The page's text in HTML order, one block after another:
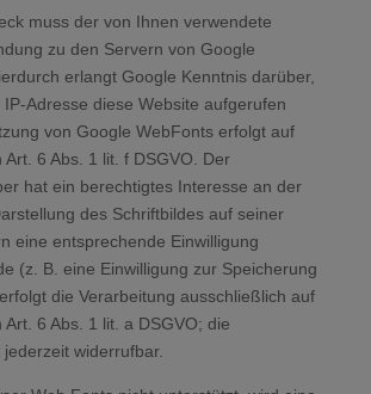
muss der von Ihnen verwendete
zu den Servern von Google
erlangt Google Kenntnis darüber,
Adresse diese Website aufgerufen
von Google WebFonts erfolgt auf
Art. 6 Abs. 1 lit. f DSGVO. Der
hat ein berechtigtes Interesse an der
des Schriftbildes auf seiner
eine entsprechende Einwilligung
(z. B. eine Einwilligung zur Speicherung
die Verarbeitung ausschließlich auf
Art. 6 Abs. 1 lit. a DSGVO; die
widerrufbar.